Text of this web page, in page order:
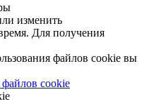
изменить
Для получения
файлов cookie вы
cookie